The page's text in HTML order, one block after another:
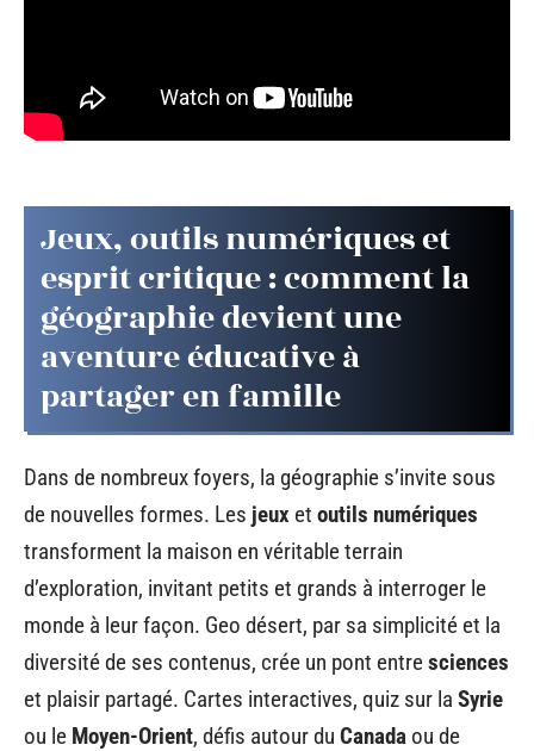
Jeux, outils numériques et
esprit critique : comment la
géographie devient une
aventure éducative à
partager en famille
Dans de nombreux foyers, la géographie s’invite sous
de nouvelles formes. Les jeux et outils numériques
transforment la maison en véritable terrain
d’exploration, invitant petits et grands à interroger le
monde à leur façon. Geo désert, par sa simplicité et la
diversité de ses contenus, crée un pont entresciences
et plaisir partagé. Cartes interactives, quiz sur la Syrie
ou le Moyen-Orient, défis autour du Canada ou de